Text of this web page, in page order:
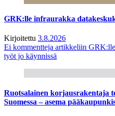
GRK:lle infraurakka
Kirjoitettu 3.8.2026
Ei kommentteja artikkeliin GRK:lle
työt jo käynnissä
Ruotsalainen korjausrakentaja
Suomessa – asema